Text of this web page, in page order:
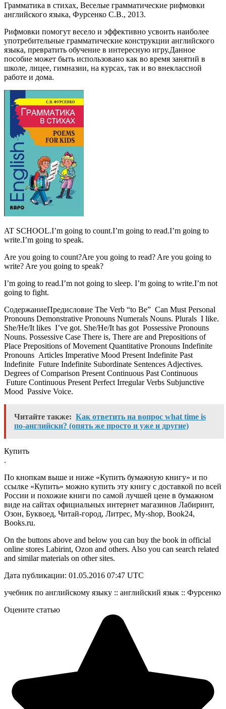
Грамматика в стихах, Веселые грамматические рифмовки
английского языка, Фурсенко С.В., 2013.
Рифмовки помогут весело и эффективно усвоить наиболее
употребительные грамматические конструкции английского
языка, превратить обучение в интересную игру.Данное
пособие может быть использовано как во время занятий в
школе, лицее, гимназии, на курсах, так и во внеклассной
работе и дома.
AT SCHOOL.I’m going to count.I’m going to read.I’m going to
write.I’m going to speak.
Are you going to count?Are you going to read? Are you going to
write? Are you going to speak?
I’m going to read.I’m not going to sleep. I’m going to write.I’m not
going to fight.
СодержаниеПредисловие The Verb “to Be” Can Must Personal
Pronouns Demonstrative Pronouns Numerals Nouns. Plurals I like.
She/He/It likes I’ve got. She/He/It has got Possessive Pronouns
Nouns. Possessive Case There is, There are and Prepositions of
Place Prepositions of Movement Quantitative Pronouns Indefinite
Pronouns Articles Imperative Mood Present Indefinite Past
Indefinite Future Indefinite Subordinate Sentences Adjectives.
Degrees of Comparison Present Continuous Past Continuous
Future Continuous Present Perfect Irregular Verbs Subjunctive
Mood Passive Voice.
Читайте также: Как ответить на вопрос what time is
по-английски? (опять же просто и уже и другие)
Купить
.
По кнопкам выше и ниже «Купить бумажную книгу» и по
ссылке «Купить» можно купить эту книгу с доставкой по всей
России и похожие книги по самой лучшей цене в бумажном
виде на сайтах официальных интернет магазинов Лабиринт,
Озон, Буквоед, Читай-город, Литрес, My-shop, Book24,
Books.ru.
On the buttons above and below you can buy the book in official
online stores Labirint, Ozon and others. Also you can search related
and similar materials on other sites.
Дата публикации: 01.05.2016 07:47 UTC
учебник по английскому языку :: английский язык :: Фурсенко
Оцените статью